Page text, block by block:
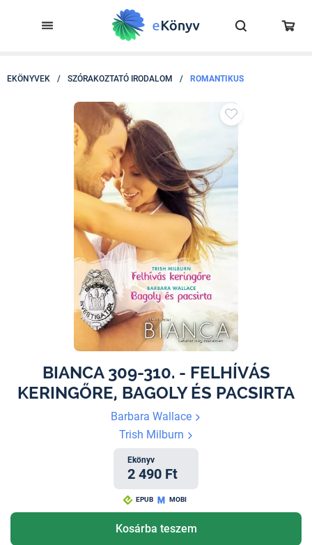
EKÖNYVEK / SZÓRAKOZTATÓ IRODALOM / ROMANTIKUS
BIANCA 309-310. - FELHÍVÁS
KERINGŐRE, BAGOLY ÉS PACSIRTA
Barbara Wallace
Trish Milburn
Ekönyv
2 490 Ft
EPUB MOBI
Kosárba teszem